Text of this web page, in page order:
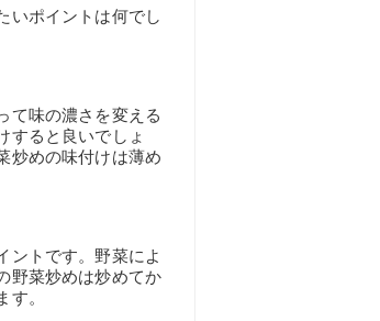
いポイントは何でし
て味の濃さを変える
すると良いでしょ
炒めの味付けは薄め
ントです。野菜によ
野菜炒めは炒めてか
。